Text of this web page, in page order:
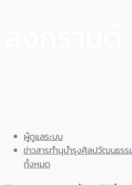
ผู้ดูแลระบบ
ข่าวสารทำนุบำรุงศิลปวัฒนธรร
ทั้งหมด